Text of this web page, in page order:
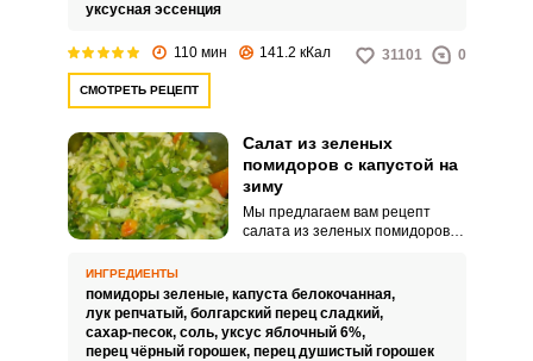
уксусная эссенция
110 мин 141.2 кКал 31101 0
СМОТРЕТЬ РЕЦЕПТ
Салат из зеленых
помидоров с капустой на
зиму
Мы предлагаем вам рецепт
салата из зеленых помидоров с
закуска, которая отлично
сочетается с мясными блюдами.
Когда кажется, что все закатки
уже сделаны и ждут своего часа,
ИНГРЕДИЕНТЫ
помидоры зеленые, капуста белокочанная,
лук репчатый, болгарский перец сладкий,
сахар-песок, соль, уксус яблочный 6%,
перец чёрный горошек, перец душистый горошек